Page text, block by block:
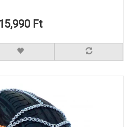
15,990 Ft